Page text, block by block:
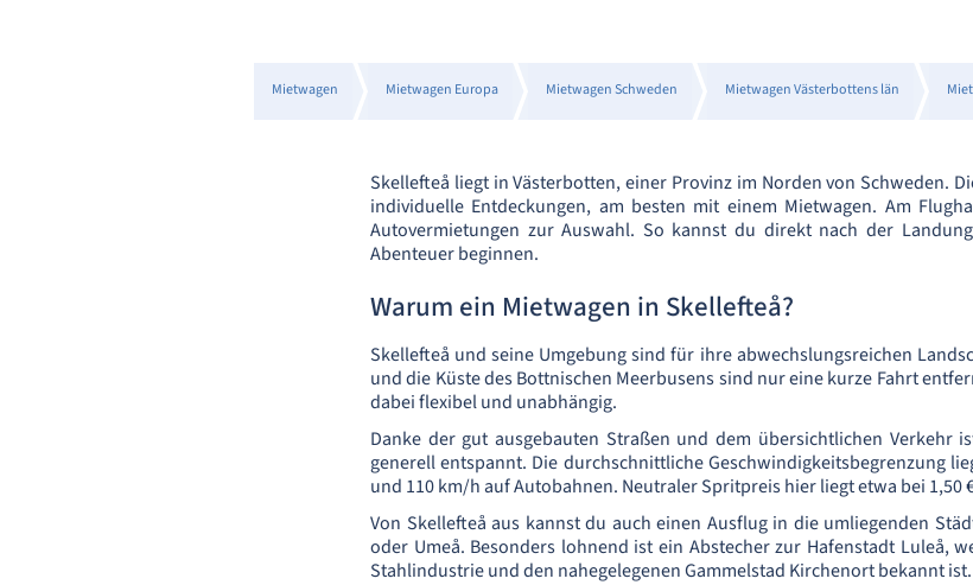
Mietwagen Mietwagen Europa Mietwagen Schweden Mietwagen Västerbottens län
Skellefteå liegt in Västerbotten, einer Provinz im Norden von Schweden.
individuelle Entdeckungen, am besten mit einem Mietwagen. Am
Autovermietungen zur Auswahl. So kannst du direkt nach der
Abenteuer beginnen.
Warum ein Mietwagen in Skellefteå?
Skellefteå und seine Umgebung sind für ihre abwechslungsreichen
und die Küste des Bottnischen Meerbusens sind nur eine kurze Fahrt
dabei flexibel und unabhängig.
Danke der gut ausgebauten Straßen und dem übersichtlichen Verkehr
generell entspannt. Die durchschnittliche Geschwindigkeitsbegrenzung
und 110 km/h auf Autobahnen. Neutraler Spritpreis hier liegt etwa bei 1,50
Von Skellefteå aus kannst du auch einen Ausflug in die umliegenden
oder Umeå. Besonders lohnend ist ein Abstecher zur Hafenstadt Luleå,
Stahlindustrie und den nahegelegenen Gammelstad Kirchenort bekannt ist.